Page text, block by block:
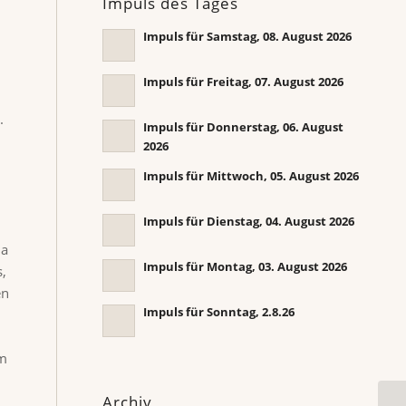
Impuls für Samstag, 08. August 2026
Impuls für Freitag, 07. August 2026
Impuls für Donnerstag, 06. August
2026
Impuls für Mittwoch, 05. August 2026
Impuls für Dienstag, 04. August 2026
Impuls für Montag, 03. August 2026
Impuls für Sonntag, 2.8.26